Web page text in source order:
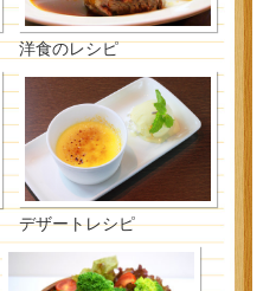
洋食のレシピ
デザートレシピ